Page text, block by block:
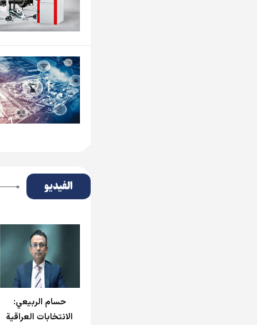
الفیدیو
حسام الربیعي:
الانتخابات العراقية